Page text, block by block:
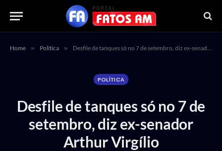
Home » Política » Desfile de tanques só no 7 de setembro, diz ex-senador Arthur Virgílio
POLÍTICA
Desfile de tanques só no 7 de
setembro, diz ex-senador
Arthur Virgílio